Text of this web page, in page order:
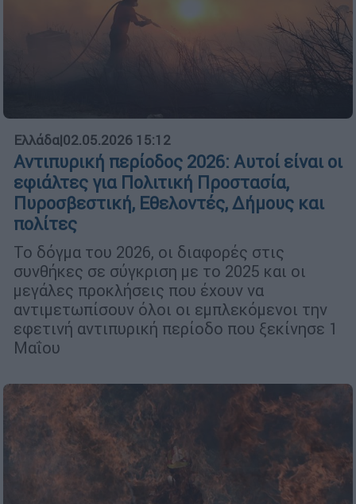
Ελλάδα|02.05.2026 15:12
Αντιπυρική περίοδος 2026: Αυτοί είναι οι
εφιάλτες για Πολιτική Προστασία,
Πυροσβεστική, Εθελοντές, Δήμους και
πολίτες
Το δόγμα του 2026, οι διαφορές στις
συνθήκες σε σύγκριση με το 2025 και οι
μεγάλες προκλήσεις που έχουν να
αντιμετωπίσουν όλοι οι εμπλεκόμενοι την
εφετινή αντιπυρική περίοδο που ξεκίνησε 1
Μαΐου